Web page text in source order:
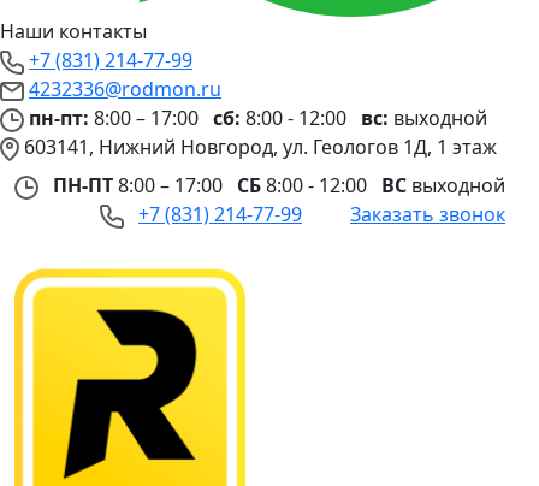
Наши контакты
+7 (831) 214-77-99
4232336@rodmon.ru
пн-пт: 8:00 – 17:00 сб: 8:00 - 12:00 вс: выходной
603141, Нижний Новгород, ул. Геологов 1Д, 1 этаж
ПН-ПТ8:00 – 17:00 СБ8:00 - 12:00 ВС выходной
+7 (831) 214-77-99
Заказать звонок